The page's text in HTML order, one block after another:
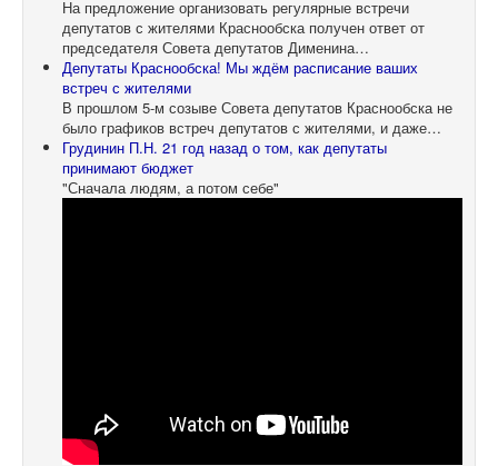
На предложение организовать регулярные встречи
депутатов с жителями Краснообска получен ответ от
председателя Совета депутатов Дименина…
Депутаты Краснообска! Мы ждём расписание ваших
встреч с жителями
В прошлом 5-м созыве Совета депутатов Краснообска не
было графиков встреч депутатов с жителями, и даже…
Грудинин П.Н. 21 год назад о том, как депутаты
принимают бюджет
"Сначала людям, а потом себе"